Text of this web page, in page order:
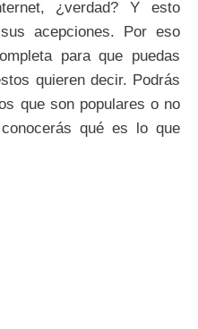
¿verdad? Y esto
acepciones. Por eso
para que puedas
quieren decir. Podrás
que son populares o no
qué es lo que